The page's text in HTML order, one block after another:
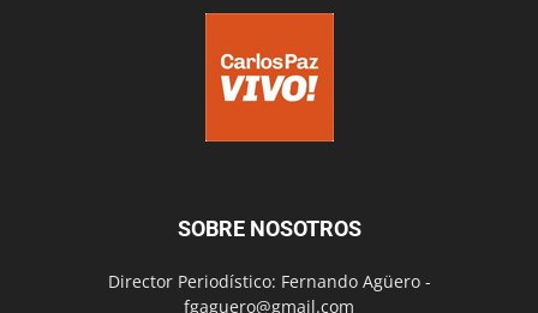
SOBRE NOSOTROS
Director Periodístico: Fernando Agüero -
fgaguero@gmail.com